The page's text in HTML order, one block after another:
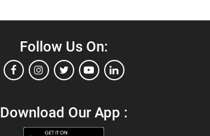
Follow Us On:
Download Our App :